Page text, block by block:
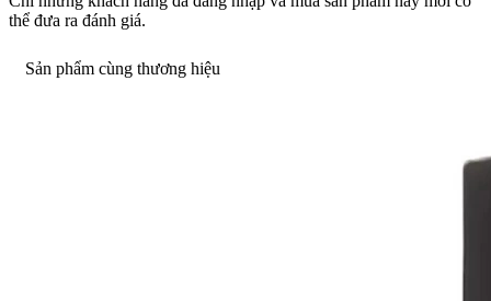
thể đưa ra đánh giá.
Sản phẩm cùng thương hiệu